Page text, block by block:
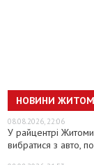
НОВИНИ
08.08.2026, 22:06
У райцентрі
вибратися з авто,